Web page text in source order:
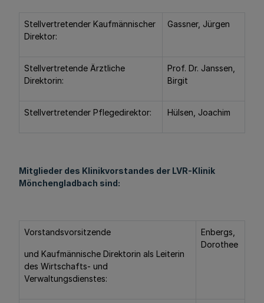
Stellvertretender Kaufmännischer
Direktor:
Gassner, Jürgen
Stellvertretende Ärztliche
Direktorin:
Prof. Dr. Janssen,
Birgit
Stellvertretender Pflegedirektor: Hülsen, Joachim
Mitglieder des Klinikvorstandes der LVR-Klinik
Mönchengladbach sind:
Vorstandsvorsitzende
und Kaufmännische Direktorin als Leiterin
des Wirtschafts- und
Verwaltungsdienstes:
Enbergs,
Dorothee